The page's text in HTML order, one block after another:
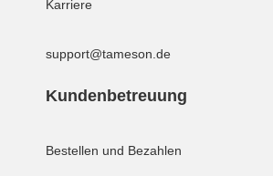
Karriere
support@tameson.de
Kundenbetreuung
Bestellen und Bezahlen